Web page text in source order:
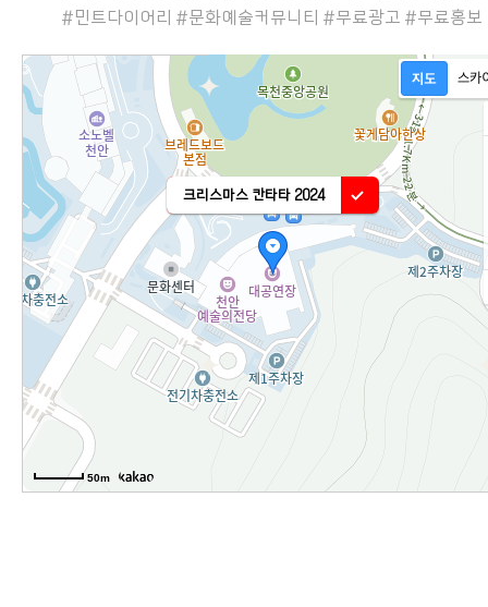
#민트다이어리 #문화예술커뮤니티 #무료광고 #무료홍보
크리스마스 칸타타 2024
50m